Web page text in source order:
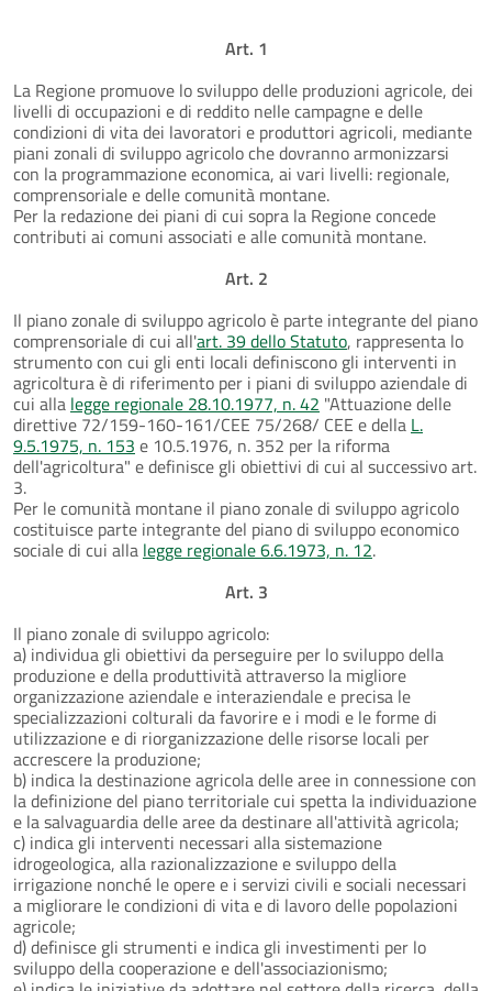
Art. 1
La Regione promuove lo sviluppo delle produzioni agricole, dei
livelli di occupazioni e di reddito nelle campagne e delle
condizioni di vita dei lavoratori e produttori agricoli, mediante
piani zonali di sviluppo agricolo che dovranno armonizzarsi
con la programmazione economica, ai vari livelli: regionale,
comprensoriale e delle comunità montane.
Per la redazione dei piani di cui sopra la Regione concede
contributi ai comuni associati e alle comunità montane.
Art. 2
Il piano zonale di sviluppo agricolo è parte integrante del piano
comprensoriale di cui all'art. 39 dello Statuto, rappresenta lo
strumento con cui gli enti locali definiscono gli interventi in
agricoltura è di riferimento per i piani di sviluppo aziendale di
cui alla legge regionale 28.10.1977, n. 42 "Attuazione delle
direttive 72/159-160-161/CEE 75/268/ CEE e della L.
9.5.1975, n. 153 e 10.5.1976, n. 352 per la riforma
dell'agricoltura" e definisce gli obiettivi di cui al successivo art.
3.
Per le comunità montane il piano zonale di sviluppo agricolo
costituisce parte integrante del piano di sviluppo economico
sociale di cui alla legge regionale 6.6.1973, n. 12.
Art. 3
Il piano zonale di sviluppo agricolo:
a) individua gli obiettivi da perseguire per lo sviluppo della
produzione e della produttività attraverso la migliore
organizzazione aziendale e interaziendale e precisa le
specializzazioni colturali da favorire e i modi e le forme di
utilizzazione e di riorganizzazione delle risorse locali per
accrescere la produzione;
b) indica la destinazione agricola delle aree in connessione con
la definizione del piano territoriale cui spetta la individuazione
e la salvaguardia delle aree da destinare all'attività agricola;
c) indica gli interventi necessari alla sistemazione
idrogeologica, alla razionalizzazione e sviluppo della
irrigazione nonché le opere e i servizi civili e sociali necessari
a migliorare le condizioni di vita e di lavoro delle popolazioni
agricole;
d) definisce gli strumenti e indica gli investimenti per lo
sviluppo della cooperazione e dell'associazionismo;